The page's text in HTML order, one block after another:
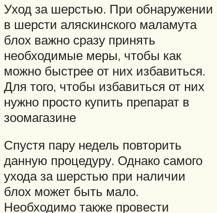
Уход за шерстью. При обнаружении
в шерсти аляскинского маламута
блох важно сразу принять
необходимые меры, чтобы как
можно быстрее от них избавиться.
Для того, чтобы избавиться от них
нужно просто купить препарат в
зоомагазине
Спустя пару недель повторить
данную процедуру. Однако самого
ухода за шерстью при наличии
блох может быть мало.
Необходимо также провести